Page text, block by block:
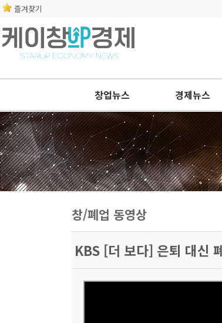
즐겨찾기
창업뉴스 경제뉴스
창/폐업 동영상
KBS [더 보다] 은퇴 대신